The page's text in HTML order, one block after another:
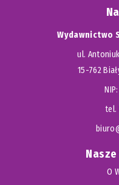
Wydawnictwo
ul.
15-762
tel.
O